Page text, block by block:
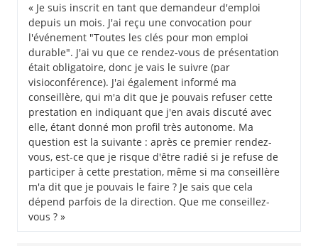
« Je suis inscrit en tant que demandeur d'emploi
depuis un mois. J'ai reçu une convocation pour
l'événement "Toutes les clés pour mon emploi
durable". J'ai vu que ce rendez-vous de présentation
était obligatoire, donc je vais le suivre (par
visioconférence). J'ai également informé ma
conseillère, qui m'a dit que je pouvais refuser cette
prestation en indiquant que j'en avais discuté avec
elle, étant donné mon profil très autonome. Ma
question est la suivante : après ce premier rendez-
vous, est-ce que je risque d'être radié si je refuse de
participer à cette prestation, même si ma conseillère
m'a dit que je pouvais le faire ? Je sais que cela
dépend parfois de la direction. Que me conseillez-
vous ? »